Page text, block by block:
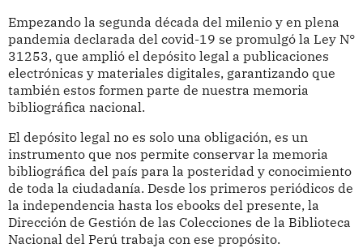
Empezando la segunda década del milenio y en plena
pandemia declarada del covid-19 se promulgó la Ley N°
31253, que amplió el depósito legal a publicaciones
electrónicas y materiales digitales, garantizando que
también estos formen parte de nuestra memoria
bibliográfica nacional.
El depósito legal no es solo una obligación, es un
instrumento que nos permite conservar la memoria
bibliográfica del país para la posteridad y conocimiento
de toda la ciudadanía. Desde los primeros periódicos de
la independencia hasta los ebooks del presente, la
Dirección de Gestión de las Colecciones de la Biblioteca
Nacional del Perú trabaja con ese propósito.